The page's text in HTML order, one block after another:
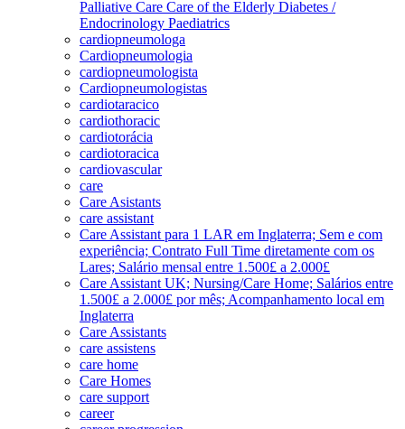
Palliative Care Care of the Elderly Diabetes /
Endocrinology Paediatrics
cardiopneumologa
Cardiopneumologia
cardiopneumologista
Cardiopneumologistas
cardiotaracico
cardiothoracic
cardiotorácia
cardiotoracica
cardiovascular
care
Care Asistants
care assistant
Care Assistant para 1 LAR em Inglaterra; Sem e com
experiência; Contrato Full Time diretamente com os
Lares; Salário mensal entre 1.500£ a 2.000£
Care Assistant UK; Nursing/Care Home; Salários entre
1.500£ a 2.000£ por mês; Acompanhamento local em
Inglaterra
Care Assistants
care assistens
care home
Care Homes
care support
career